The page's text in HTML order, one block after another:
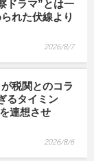
ドラマ”とは一
れた伏線より
2026/8/7
税関とのコラ
るタイミン
連想させ
2026/8/6